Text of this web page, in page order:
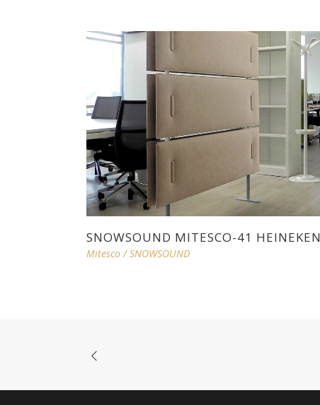
SNOWSOUND MITESCO-41 HEINEKEN
Mitesco/SNOWSOUND